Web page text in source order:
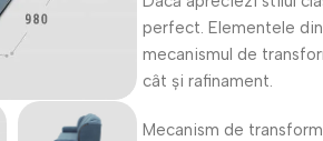
perfect. Elementele
mecanismul de
cât și rafinament.
Mecanism de